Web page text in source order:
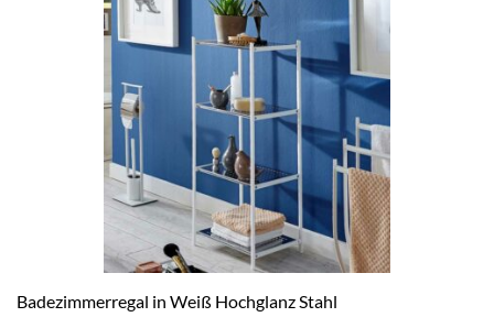
Badezimmerregal in Weiß Hochglanz Stahl